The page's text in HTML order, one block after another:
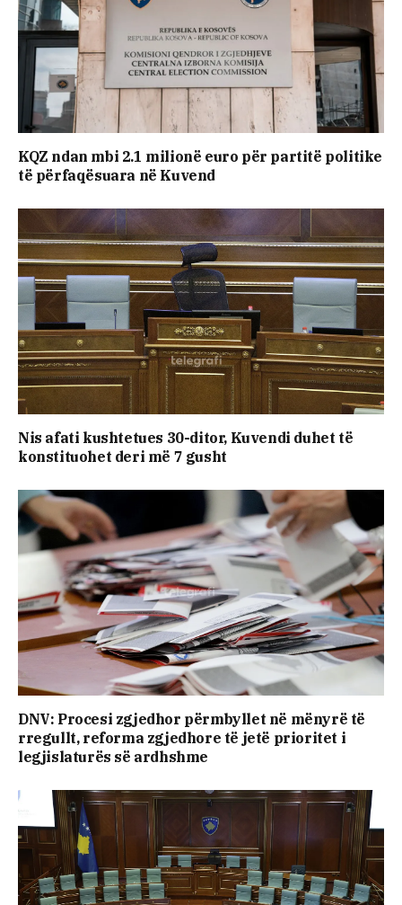
KQZ ndan mbi 2.1 milionë euro për partitë politike
të përfaqësuara në Kuvend
Nis afati kushtetues 30-ditor, Kuvendi duhet të
konstituohet deri më 7 gusht
DNV: Procesi zgjedhor përmbyllet në mënyrë të
rregullt, reforma zgjedhore të jetë prioritet i
legjislaturës së ardhshme